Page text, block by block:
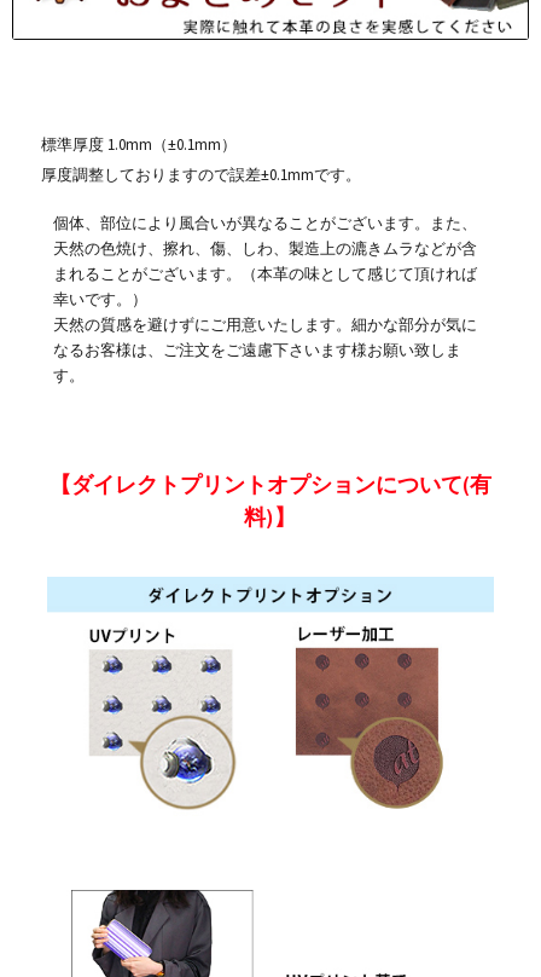
標準厚度 1.0mm（±0.1mm）
厚度調整しておりますので誤差±0.1mmです。
個体、部位により風合いが異なることがございます。また、
天然の色焼け、擦れ、傷、しわ、製造上の漉きムラなどが含
まれることがございます。（本革の味として感じて頂ければ
幸いです。）
天然の質感を避けずにご用意いたします。細かな部分が気に
なるお客様は、ご注文をご遠慮下さいます様お願い致しま
す。
【ダイレクトプリントオプションについて(有
料)】